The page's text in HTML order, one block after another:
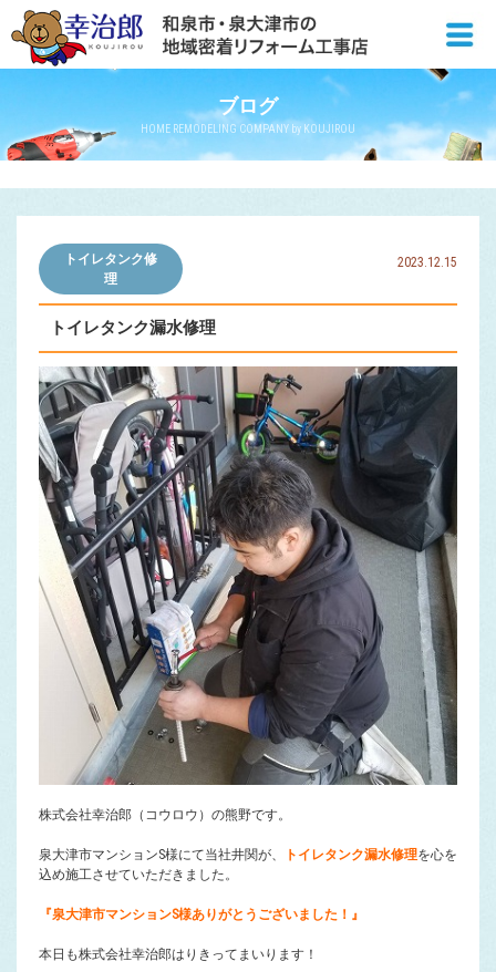
ブログ
HOME REMODELING COMPANY by KOUJIROU
トイレタンク修
理
2023.12.15
トイレタンク漏水修理
株式会社幸治郎（コウロウ）の熊野です。
泉大津市マンションS様にて当社井関が、 トイレタンク漏水修理を心を
込め施工させていただきました。
『泉大津市マンションS様ありがとうございました！』
本日も株式会社幸治郎はりきってまいります！